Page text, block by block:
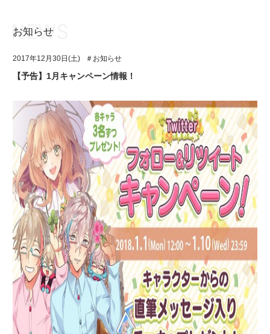
アプリゲーム
イベント・キャンペーン
ミュージック
グッズ・本
ギャラリー
ユニット&キャラクター
アプリゲーム
イベント・キャンペーン
ミュージック
グッズ・本
ギャラリー
お知らせ
2017年12月30日(土) ＃お知らせ
【予告】1月キャンペーン情報！